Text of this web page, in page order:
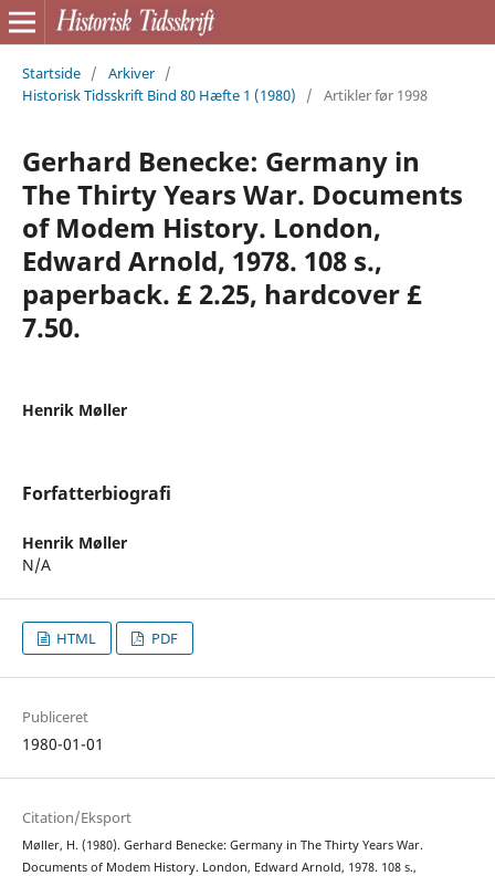
Startside / Arkiver /
Historisk Tidsskrift Bind 80 Hæfte 1 (1980)
/ Artikler før 1998
Gerhard Benecke: Germany in
The Thirty Years War. Documents
of Modem History. London,
Edward Arnold, 1978. 108 s.,
paperback. £ 2.25, hardcover £
7.50.
Henrik Møller
Forfatterbiografi
Henrik Møller
N/A
HTML PDF
Publiceret
1980-01-01
Citation/Eksport
Møller, H. (1980). Gerhard Benecke: Germany in The Thirty Years War.
Documents of Modem History. London, Edward Arnold, 1978. 108 s.,